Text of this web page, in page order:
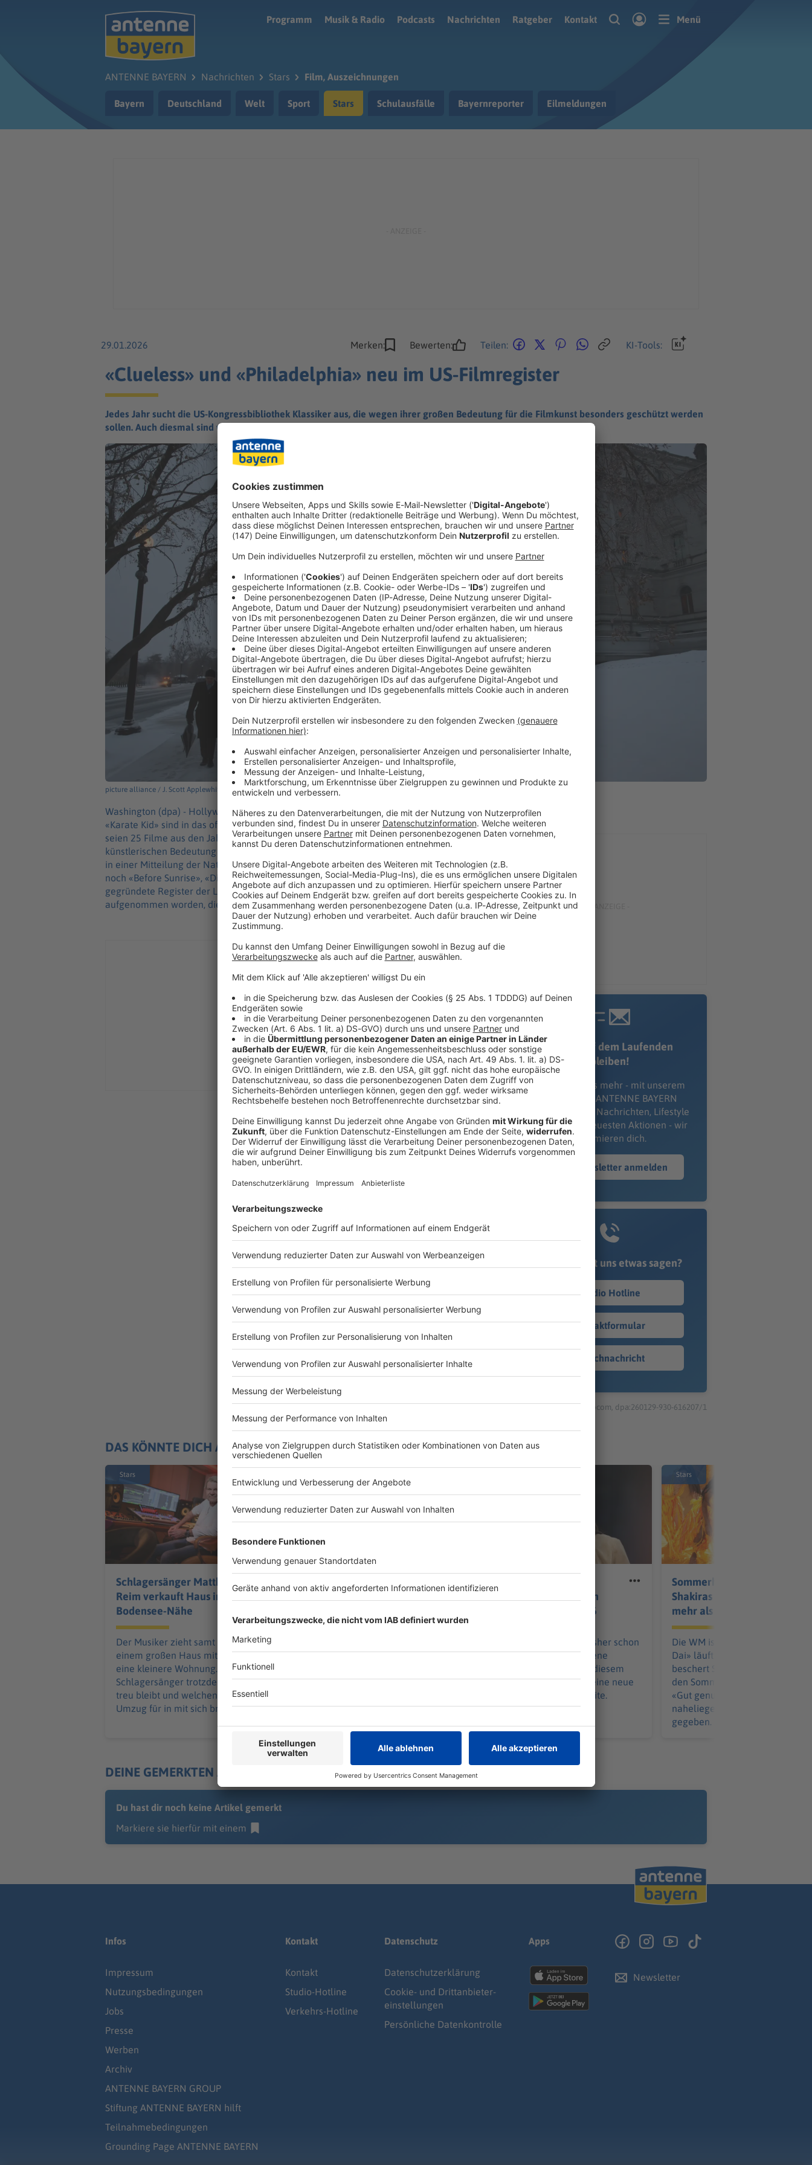
Programm
Musik & Radio Podcasts Nachrichten Ratgeber Kontakt Menü
ANTENNE BAYERN Nachrichten Stars Film, Auszeichnungen
Bayern Deutschland Welt Sport Stars Schulausfälle Bayernreporter Eilmeldungen
29.01.2026 Merken: Bewerten: Teilen: KI-Tools:
«Clueless» und «Philadelphia» neu im US-Filmregister
Jedes Jahr sucht die US-Kongressbibliothek Klassiker aus, die wegen ihrer großen Bedeutung für die Filmkunst besonders geschützt werden
sollen. Auch diesmal sind wieder einige Fan-Lieblinge dabei.
picture alliance / J. Scott Applewhite/AP/dpa
Washington (dpa) - Hollywood-Klassiker wie «Clueless – Was sonst!», «Philadelphia» und
«Karate Kid» sind in das offizielle Filmregister der USA aufgenommen worden. Insgesamt
seien 25 Filme aus den Jahren 1896 bis 2014 wegen ihrer kulturellen, geschichtlichen und
künstlerischen Bedeutung für die US-amerikanische Filmkunst ausgewählt worden, hieß es
in einer Mitteilung der Nationalbibliothek in Washington. Dazu gehören unter anderem auch
noch «Before Sunrise», «Die Truman Show» und «Grand Budapest Hotel». In das 1989
gegründete Register der Library of Congress sind nun insgesamt schon 925 Filme
aufgenommen worden, die besonders geschützt werden sollen.
Immer auf dem Laufenden
bleiben!
Verpass' nichts mehr - mit unserem
kostenlosen ANTENNE BAYERN
Newsletter. Ob Nachrichten, Lifestyle
oder unsere neuesten Aktionen - wir
informieren dich.
Zum Newsletter anmelden
Du möchtest uns etwas sagen?
Studio Hotline
Kontaktformular
Sprachnachricht
© dpa-infocom, dpa:260129-930-616207/1
DAS KÖNNTE DICH AUCH INTERESSIEREN
Stars
Schlagersänger Matthias
Reim verkauft Haus in
Bodensee-Nähe
Der Musiker zieht samt Familie von
einem großen Haus mit Garten in
eine kleinere Wohnung. Warum der
Schlagersänger trotzdem Stockach
treu bleibt und welchen Vorteil der
Umzug für in mit sich bringt.
Unmut über Castings:
Model Toni Garrn kaufte
sich Toni Garrn lieber ein Eis – und
Tochter heute raten würde.
Silbereisen moderieren
«Goldene Henne» 2026
Florian Silbereisen hat bisher schon
vier Mal durch die «Goldene
Henne»-Gala geführt. In diesem
Jahr hat der Entertainer eine neue
Moderatorin an seiner Seite.
Stars
Sommerhit 2026:
Shakiras WM-Song ist
mehr als «gut genug»
Die WM ist zwar vorbei, für «Dai
Dai» läuft es aber immer noch.
beschert Shakira und Burna Boy
den Sommerhit. Dabei hätte es
«Gut genug» auch einen
naheliegenden Kandidaten
gegeben.
DEINE GEMERKTEN ARTIKEL
Du hast dir noch keine Artikel gemerkt
Markiere sie hierfür mit einem
Infos
Impressum
Nutzungsbedingungen
Jobs
Presse
Werben
Archiv
ANTENNE BAYERN GROUP
Stiftung ANTENNE BAYERN hilft
Teilnahmebedingungen
Grounding Page ANTENNE BAYERN
Kontakt
Kontakt
Studio-Hotline
Verkehrs-Hotline
Datenschutz
Datenschutz­erklärung
Cookie- und Drittanbieter-
einstellungen
Persönliche Datenkontrolle
Apps
Newsletter